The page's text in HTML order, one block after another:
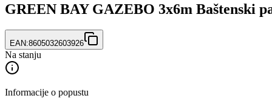
GREEN BAY GAZEBO 3x6m Baštenski
EAN:8605032603926
Na stanju
Informacije o popustu